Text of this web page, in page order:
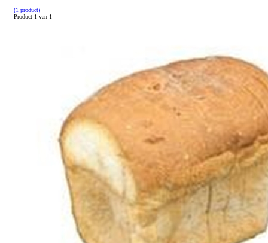
(1 product)
Product 1 van 1